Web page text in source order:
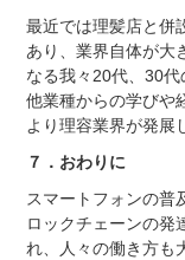
最近では理髪店と併
あり、業界自体が大
なる我々20代、30
他業種からの学びや
より理容業界が発展
７．おわりに
スマートフォンの普
ロックチェーンの発
れ、人々の働き方も